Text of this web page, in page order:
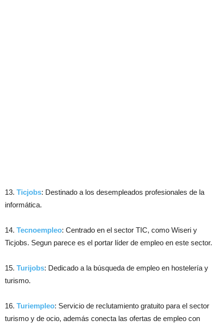
13. Ticjobs: Destinado a los desempleados profesionales de la
informática.
14. Tecnoempleo: Centrado en el sector TIC, como Wiseri y
Ticjobs. Segun parece es el portar líder de empleo en este sector.
15. Turijobs: Dedicado a la búsqueda de empleo en hostelería y
turismo.
16. Turiempleo: Servicio de reclutamiento gratuito para el sector
turismo y de ocio, además conecta las ofertas de empleo con